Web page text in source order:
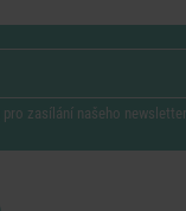
pro zasílání našeho